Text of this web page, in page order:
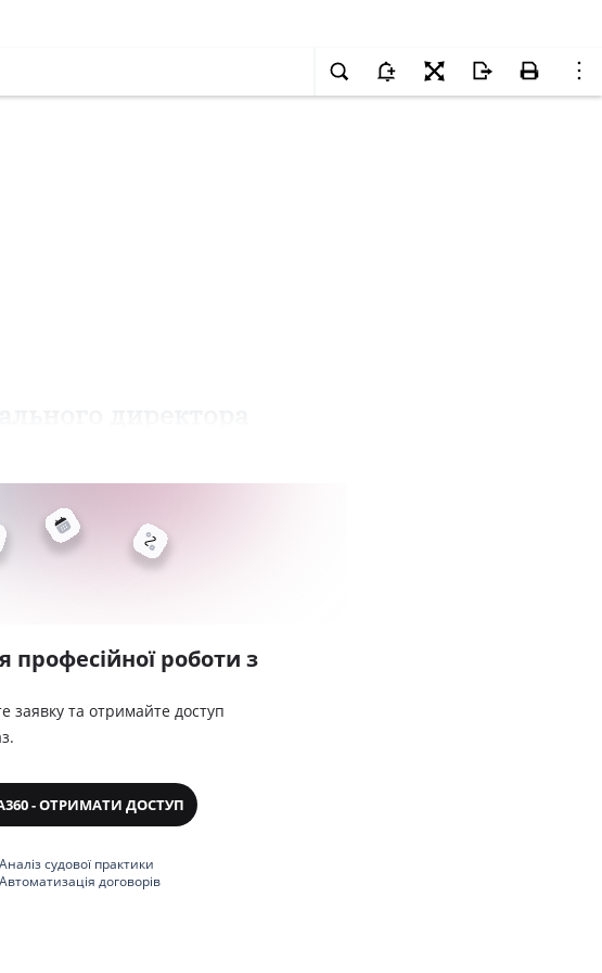
професійної роботи з
заявку та отримайте доступ
- ОТРИМАТИ ДОСТУП
Аналіз судової практики
Автоматизація договорів